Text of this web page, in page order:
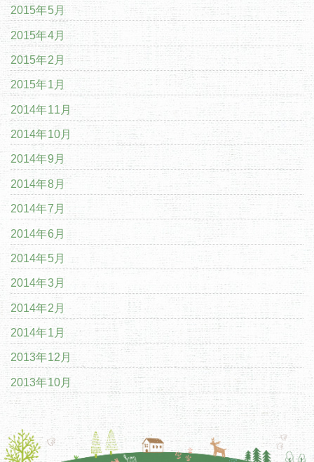
2015年5月
2015年4月
2015年2月
2015年1月
2014年11月
2014年10月
2014年9月
2014年8月
2014年7月
2014年6月
2014年5月
2014年3月
2014年2月
2014年1月
2013年12月
2013年10月